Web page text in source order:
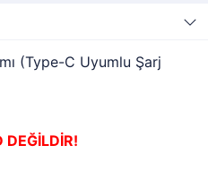
(Type-C Uyumlu Şarj
DEĞİLDİR!